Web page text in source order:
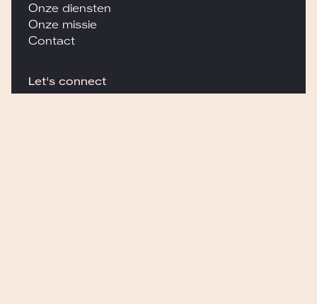
Onze diensten
Onze missie
Contact
Let's connect